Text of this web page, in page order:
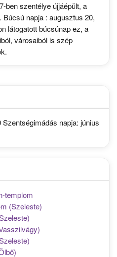
ben szentélye újjáépült, a
napja : augusztus 20,
látogatott búcsúnap ez, a
városaiból is szép
napja: június
templom
(Szeleste)